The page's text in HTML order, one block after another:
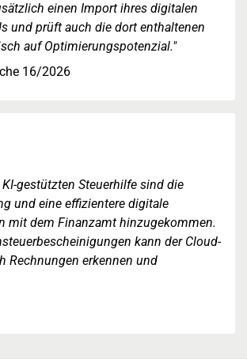
einen Import ihres digitalen
und prüft auch die dort enthaltenen
auf Optimierungspotenzial."
16/2026
KI-gestützten Steuerhilfe sind die
und eine effizientere digitale
mit dem Finanzamt hinzugekommen.
kann der Cloud-
Rechnungen erkennen und